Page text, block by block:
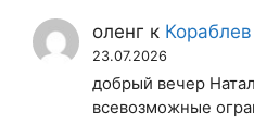
оленг к
23.07.2026
добрый вечер
всевозможные